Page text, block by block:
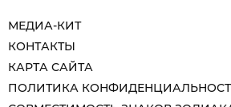
МЕДИА-КИТ
КОНТАКТЫ
КАРТА САЙТА
ПОЛИТИКА